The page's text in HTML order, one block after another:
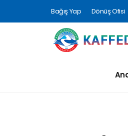
Bağış Yap Dönüş Ofisi